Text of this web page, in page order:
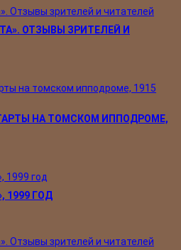
ОТЗЫВЫ ЗРИТЕЛЕЙ И
НА ТОМСКОМ ИППОДРОМЕ,
1999 ГОД